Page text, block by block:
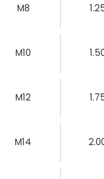
M8
M10
M12
M14